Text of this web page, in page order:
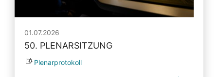
01.07.2026
50. PLENARSITZUNG
Plenarprotokoll